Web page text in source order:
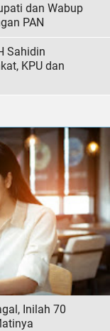
dan Wabup
PAN
Sahidin
KPU dan
Inilah 70